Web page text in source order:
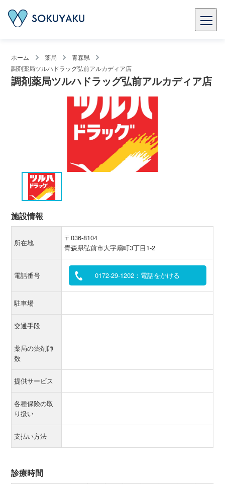
ホーム 薬局
青森県
調剤薬局ツルハドラッグ弘前アルカディア店
調剤薬局ツルハドラッグ弘前アルカディア店
施設情報
所在地
〒036-8104
青森県弘前市大字扇町3丁目1-2
電話番号 0172-29-1202：電話をかける
駐車場
交通手段
薬局の薬剤師
数
提供サービス
各種保険の取
り扱い
支払い方法
診療時間